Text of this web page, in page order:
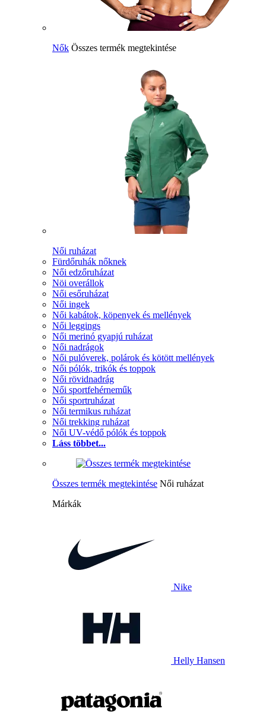
Nők Összes termék megtekintése
Női ruházat
Fürdőruhák nőknek
Női edzőruházat
Nöi overállok
Női esőruházat
Női ingek
Női kabátok, köpenyek és mellények
Női leggings
Női merinó gyapjú ruházat
Női nadrágok
Női pulóverek, polárok és kötött mellények
Női pólók, trikók és toppok
Női rövidnadrág
Női sportfehérneműk
Női sportruházat
Női termikus ruházat
Női trekking ruházat
Női UV-védő pólók és toppok
Láss többet...
Összes termék megtekintése Női ruházat
Márkák
Nike
Helly Hansen